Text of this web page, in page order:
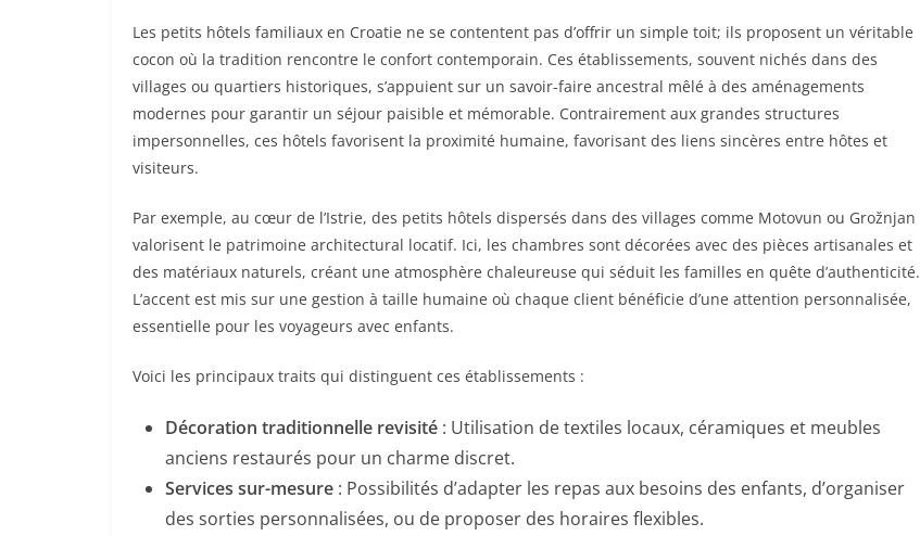
Les petits hôtels familiaux en Croatie ne se contentent pas d’offrir un simple toit; ils proposent un véritable
cocon où la tradition rencontre le confort contemporain. Ces établissements, souvent nichés dans des
villages ou quartiers historiques, s’appuient sur un savoir-faire ancestral mêlé à des aménagements
modernes pour garantir un séjour paisible et mémorable. Contrairement aux grandes structures
impersonnelles, ces hôtels favorisent la proximité humaine, favorisant des liens sincères entre hôtes et
visiteurs.
Par exemple, au cœur de l’Istrie, des petits hôtels dispersés dans des villages comme Motovun ou Grožnjan
valorisent le patrimoine architectural locatif. Ici, les chambres sont décorées avec des pièces artisanales et
des matériaux naturels, créant une atmosphère chaleureuse qui séduit les familles en quête d’authenticité.
L’accent est mis sur une gestion à taille humaine où chaque client bénéficie d’une attention personnalisée,
essentielle pour les voyageurs avec enfants.
Voici les principaux traits qui distinguent ces établissements :
Décoration traditionnelle revisité : Utilisation de textiles locaux, céramiques et meubles
anciens restaurés pour un charme discret.
Services sur-mesure : Possibilités d’adapter les repas aux besoins des enfants, d’organiser
des sorties personnalisées, ou de proposer des horaires flexibles.